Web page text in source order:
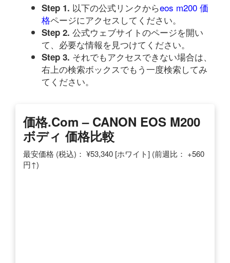
Step 1. 以下の公式リンクからeos m200 価
格ページにアクセスしてください。
Step 2. 公式ウェブサイトのページを開い
て、必要な情報を見つけてください。
Step 3. それでもアクセスできない場合は、
右上の検索ボックスでもう一度検索してみ
てください。
価格.com – CANON EOS M200
ボディ 価格比較
最安価格 (税込)： ¥53,340 [ホワイト] (前週比： +560
円↑)